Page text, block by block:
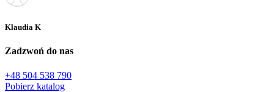
Klaudia K
Zadzwoń do nas
+48 504 538 790
Pobierz katalog